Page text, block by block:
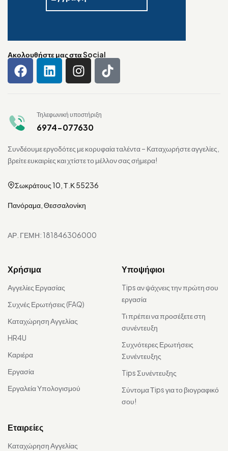
Ακολουθήστε μας στα Social
Τηλεφωνική υποστήριξη
6974-077630
Συνδέουμε εργοδότες με κορυφαία ταλέντα – Καταχωρήστε αγγελίες,
βρείτε ευκαιρίες και χτίστε το μέλλον σας σήμερα!
Σωκράτους 10, Τ.Κ 55236
Πανόραμα, Θεσσαλονίκη
ΑΡ. ΓΕΜΗ: 181846306000
Χρήσιμα
Αγγελίες Εργασίας
Συχνές Ερωτήσεις (FAQ)
Καταχώρηση Αγγελίας
HR4U
Καριέρα
Εργασία
Εργαλεία Υπολογισμού
Υποψήφιοι
Tips αν ψάχνεις την πρώτη σου
εργασία
Τι πρέπει να προσέξετε στη
συνέντευξη
Συχνότερες Ερωτήσεις
Συνέντευξης
Tips Συνέντευξης
Σύντομα Τips για το βιογραφικό
σου!
Εταιρείες
Καταχώρηση Αγγελίας